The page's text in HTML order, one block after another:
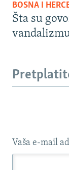
BOSNA I
Šta su
Vaša e-mail